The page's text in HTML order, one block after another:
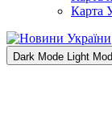
Карта
Dark Mode Light